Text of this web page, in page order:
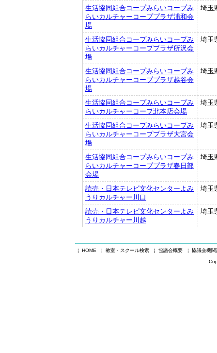
生活協同組合コープみらいコープみ
らいカルチャーコーププラザ浦和会
場
埼玉
生活協同組合コープみらいコープみ
らいカルチャーコーププラザ所沢会
場
埼玉
生活協同組合コープみらいコープみ
らいカルチャーコーププラザ越谷会
場
埼玉
生活協同組合コープみらいコープみ
らいカルチャーコープ北本店会場
埼玉
生活協同組合コープみらいコープみ
らいカルチャーコーププラザ大宮会
場
埼玉
生活協同組合コープみらいコープみ
らいカルチャーコーププラザ春日部
会場
埼玉
読売・日本テレビ文化センターよみ
うりカルチャー川口
埼玉
読売・日本テレビ文化センターよみ
うりカルチャー川越
埼玉
¦ HOME ¦ 教室・スクール検索 ¦ 協議会概要 ¦ 協議会機